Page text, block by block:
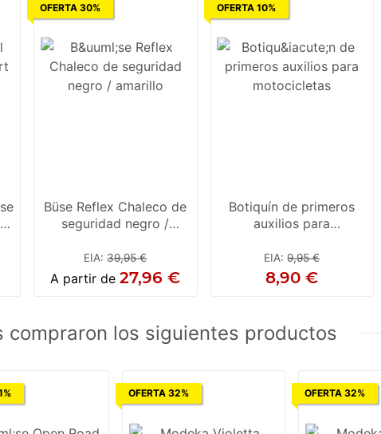
OFERTA 30%
Büse Reflex Chaleco de
seguridad negro /
EIA:39,95 €
A partir de27,96 €
OFERTA 10%
Botiquín de primeros
auxilios para
EIA:9,95 €
8,90 €
compraron los siguientes productos
OFERTA 32% OFERTA 32%